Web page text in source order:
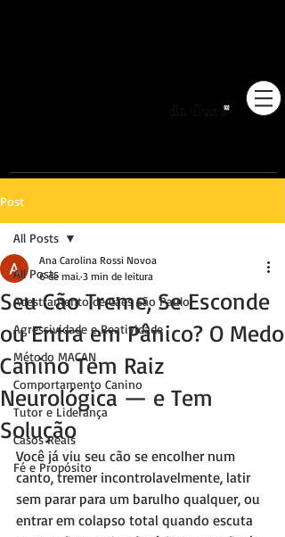
Post
All Posts
Adestramento de Cães São Paulo
Agressividade e Reatividade
Método MACAN
Comportamento Canino
Tutor e Liderança
Casos Reais
Fé e Propósito
All Posts
Seu Cão Treme, Se Esconde
ou Entra em Pânico? O Medo
Canino Tem Raiz
Neurológica — e Tem
Solução
Ana Carolina Rossi Novoa
6 de mai. 3 min de leitura
Você já viu seu cão se encolher num
canto, tremer incontrolavelmente, latir
sem parar para um barulho qualquer, ou
entrar em colapso total quando escuta